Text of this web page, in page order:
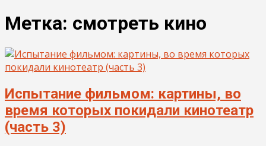
Метка: смотреть кино
Испытание фильмом: картины, во
время которых покидали кинотеатр
(часть 3)